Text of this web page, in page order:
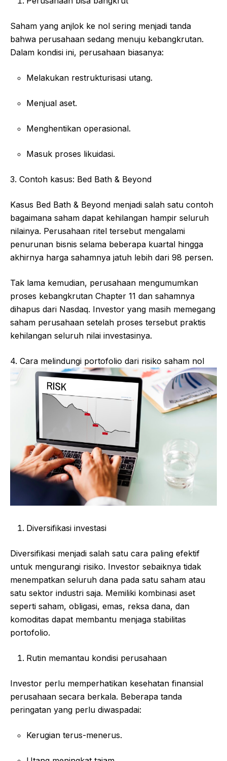
Saham yang anjlok ke nol sering menjadi tanda
bahwa perusahaan sedang menuju kebangkrutan.
Dalam kondisi ini, perusahaan biasanya:
Melakukan restrukturisasi utang.
Menjual aset.
Menghentikan operasional.
Masuk proses likuidasi.
3. Contoh kasus: Bed Bath & Beyond
Kasus Bed Bath & Beyond menjadi salah satu contoh
bagaimana saham dapat kehilangan hampir seluruh
nilainya. Perusahaan ritel tersebut mengalami
penurunan bisnis selama beberapa kuartal hingga
akhirnya harga sahamnya jatuh lebih dari 98 persen.
Tak lama kemudian, perusahaan mengumumkan
proses kebangkrutan Chapter 11 dan sahamnya
dihapus dari Nasdaq. Investor yang masih memegang
saham perusahaan setelah proses tersebut praktis
kehilangan seluruh nilai investasinya.
4. Cara melindungi portofolio dari risiko saham nol
Diversifikasi investasi
Diversifikasi menjadi salah satu cara paling efektif
untuk mengurangi risiko. Investor sebaiknya tidak
menempatkan seluruh dana pada satu saham atau
satu sektor industri saja. Memiliki kombinasi aset
seperti saham, obligasi, emas, reksa dana, dan
komoditas dapat membantu menjaga stabilitas
portofolio.
Rutin memantau kondisi perusahaan
Investor perlu memperhatikan kesehatan finansial
perusahaan secara berkala. Beberapa tanda
peringatan yang perlu diwaspadai:
Kerugian terus-menerus.